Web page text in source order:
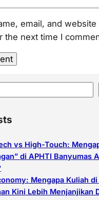
email, and website
the next time I
vs High-Touch:
di APHTI Banyumas
Mengapa Kuliah
Kini Lebih Menjanjikan